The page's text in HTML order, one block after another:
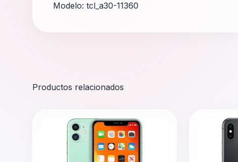
Modelo: tcl_a30-11360
Productos relacionados